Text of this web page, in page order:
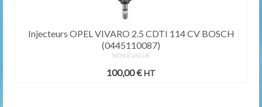
Injecteurs OPEL VIVARO 2.5 CDTI 114 CV BOSCH
(0445110087)
NON ÉVALUÉ
100,00€ HT